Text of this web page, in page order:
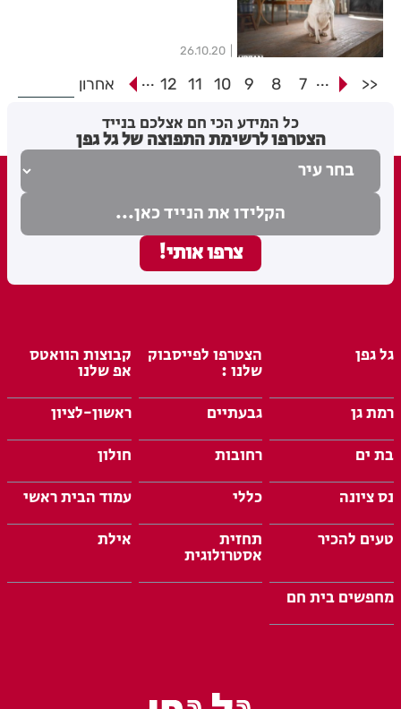
26.10.20
<<
...
7
8
9
10
11
12
... אחרון
כל המידע הכי חם אצלכם בנייד
הצטרפו לרשימת התפוצה של גל גפן
גל גפן הצטרפו לפייסבוק
שלנו :
קבוצות הוואטס
אפ שלנו
רמת גן
גבעתיים
ראשון-לציון
בת ים
רחובות
חולון
נס ציונה
כללי
עמוד הבית ראשי
טעים להכיר
תחזית
אסטרולוגית
אילת
מחפשים בית חם